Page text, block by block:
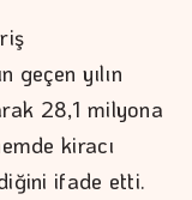
geçen yılın
28,1 milyona
kiracı
ifade etti.